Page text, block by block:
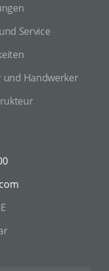
Service
Handwerker